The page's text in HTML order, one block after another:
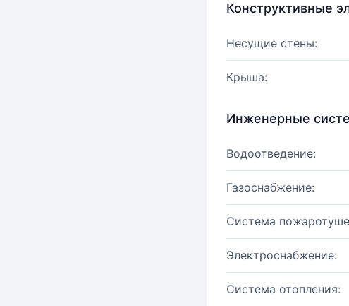
Конструктивные
Несущие стены:
Крыша:
Инженерные
Водоотведение:
Газоснабжение:
Система
Электроснабжение:
Система отопления: